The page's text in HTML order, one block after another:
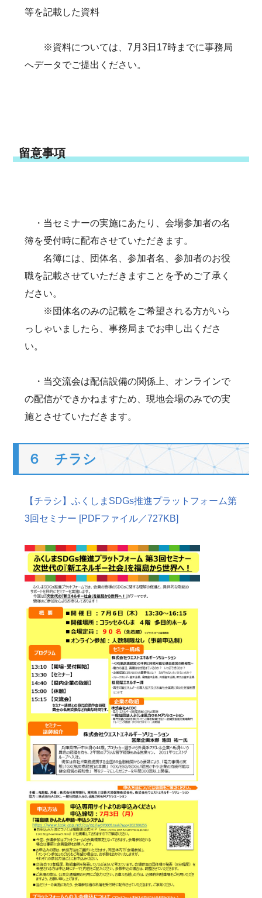
等を記載した資料
※資料については、7月3日17時までに事務局
へデータでご提出ください。
留意事項
・当セミナーの実施にあたり、会場参加者の名
簿を受付時に配布させていただきます。
名簿には、団体名、参加者名、参加者のお役
職を記載させていただきますことを予めご了承く
ださい。
※団体名のみの記載をご希望される方がいら
っしゃいましたら、事務局までお申し出くださ
い。
・当交流会は配信設備の関係上、オンラインで
の配信ができかねますため、現地会場のみでの実
施とさせていただきます。
６ チラシ
【チラシ】ふくしまSDGs推進プラットフォーム第
3回セミナー [PDFファイル／727KB]